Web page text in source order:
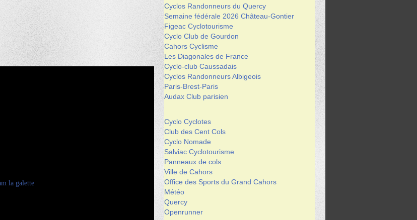
Cyclos Randonneurs du Quercy
Semaine fédérale 2026 Château-Gontier
Figeac Cyclotourisme
Cyclo Club de Gourdon
Cahors Cyclisme
Les Diagonales de France
Cyclo-club Caussadais
Cyclos Randonneurs Albigeois
Paris-Brest-Paris
Audax Club parisien
Cyclo Cyclotes
Club des Cent Cols
Cyclo Nomade
Salviac Cyclotourisme
Panneaux de cols
Ville de Cahors
Office des Sports du Grand Cahors
Météo
Quercy
Openrunner